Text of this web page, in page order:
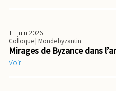
11 juin 2026
Colloque| Monde byzantin
Mirages de Byzance dans
Voir